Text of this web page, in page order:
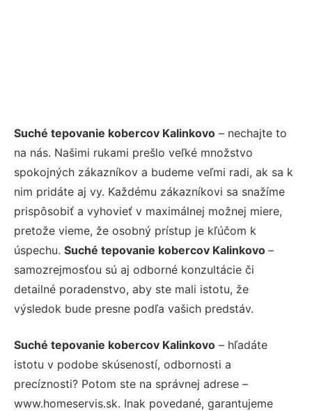
Suché tepovanie kobercov Kalinkovo – nechajte to
na nás. Našimi rukami prešlo veľké množstvo
spokojných zákazníkov a budeme veľmi radi, ak sa k
nim pridáte aj vy. Každému zákazníkovi sa snažíme
prispôsobiť a vyhovieť v maximálnej možnej miere,
pretože vieme, že osobný prístup je kľúčom k
úspechu. Suché tepovanie kobercov Kalinkovo –
samozrejmosťou sú aj odborné konzultácie či
detailné poradenstvo, aby ste mali istotu, že
výsledok bude presne podľa vašich predstáv.
Suché tepovanie kobercov Kalinkovo – hľadáte
istotu v podobe skúseností, odbornosti a
precíznosti? Potom ste na správnej adrese –
www.homeservis.sk. Inak povedané, garantujeme